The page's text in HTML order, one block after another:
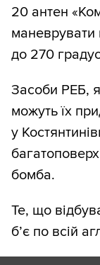
20 антен
маневрувати
до 270
Засоби РЕБ,
можуть їх
у
бомба.
Те, що
б’є по всій